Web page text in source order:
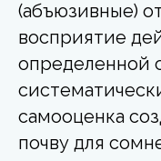
(абъюзивные)
восприятие
определенной
самооценка
почву для